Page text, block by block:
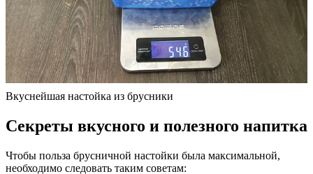
Вкуснейшая настойка из брусники
Секреты вкусного и полезного напитка
Чтобы польза брусничной настойки была максимальной,
необходимо следовать таким советам: